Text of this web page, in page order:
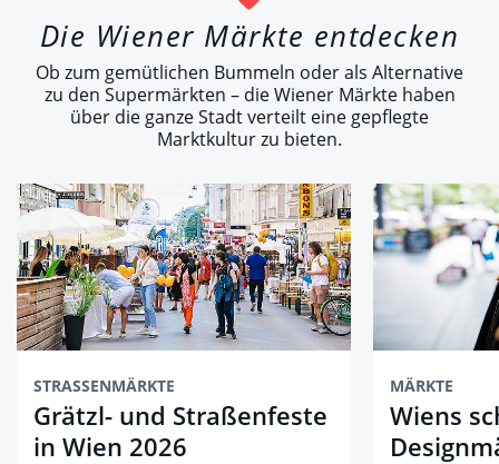
Die Wiener Märkte entdecken
Ob zum gemütlichen Bummeln oder als Alternative
zu den Supermärkten – die Wiener Märkte haben
über die ganze Stadt verteilt eine gepflegte
Marktkultur zu bieten.
STRASSENMÄRKTE
Grätzl- und Straßenfeste
in Wien 2026
MÄRKTE
Wiens